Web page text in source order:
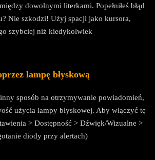
dowolnymi literkami. Popełniłeś błąd
Nie szkodzi! Użyj spacji jako kursora,
szybciej niż kiedykolwiek
lampę błyskową
sposób na otrzymywanie powiadomień,
użycia lampy błyskowej. Aby włączyć tę
> Dostępność > Dźwięk/Wizualne >
diody przy alertach)